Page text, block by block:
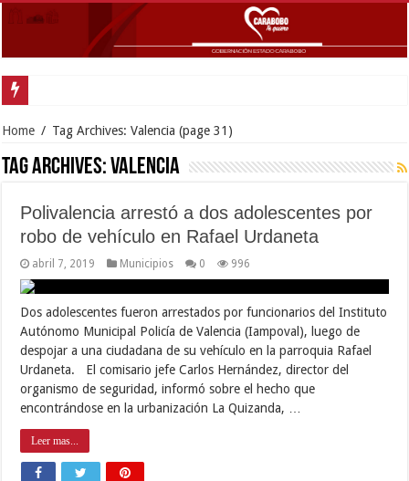
Home / Tag Archives: Valencia (page 31)
Tag Archives:Valencia
Polivalencia arrestó a dos adolescentes por
robo de vehículo en Rafael Urdaneta
abril 7, 2019 Municipios 0 996
Dos adolescentes fueron arrestados por funcionarios del Instituto
Autónomo Municipal Policía de Valencia (Iampoval), luego de
despojar a una ciudadana de su vehículo en la parroquia Rafael
Urdaneta. El comisario jefe Carlos Hernández, director del
organismo de seguridad, informó sobre el hecho que
encontrándose en la urbanización La Quizanda, …
Leer mas...